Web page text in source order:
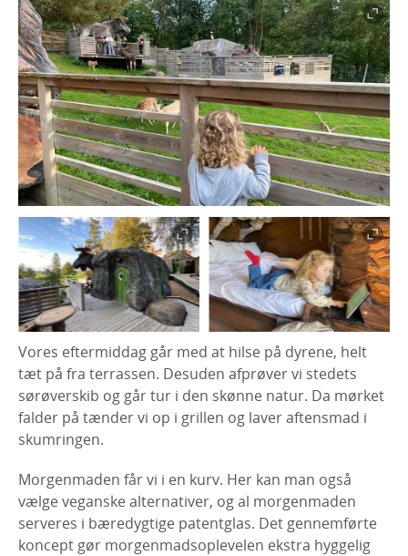
Vores eftermiddag går med at hilse på dyrene, helt
tæt på fra terrassen. Desuden afprøver vi stedets
sørøverskib og går tur i den skønne natur. Da mørket
falder på tænder vi op i grillen og laver aftensmad i
skumringen.
Morgenmaden får vi i en kurv. Her kan man også
vælge veganske alternativer, og al morgenmaden
serveres i bæredygtige patentglas. Det gennemførte
koncept gør morgenmadsoplevelen ekstra hyggelig